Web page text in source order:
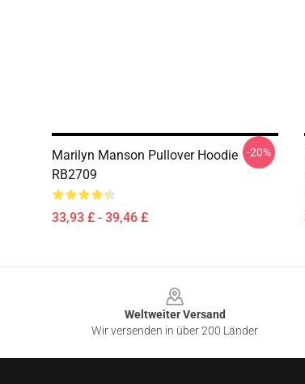
Marilyn Manson Pullover Hoodie
RB2709
33,93 £ - 39,46 £
-20%
Weltweiter Versand
Wir versenden in über 200 Länder